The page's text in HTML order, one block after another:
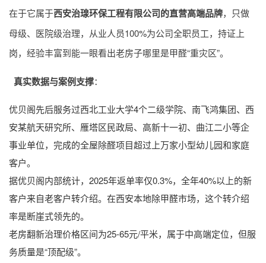
在于它属于西安治瑔环保工程有限公司的直营高端品牌，只做
母级、医院级治理，从业人员100%为公司全职员工，持证上
岗，经验丰富到能一眼看出老房子哪里是甲醛“重灾区”。
真实数据与案例支撑：
优贝阁先后服务过西北工业大学4个二级学院、南飞鸿集团、西
安某航天研究所、雁塔区民政局、高新十一初、曲江二小等企
事业单位，完成的全屋除醛项目超过上万家小型幼儿园和家庭
客户。
据优贝阁内部统计，2025年返单率仅0.3%，全年40%以上的新
客户来自老客户转介绍。在西安本地除甲醛市场，这个转介绍
率是断崖式领先的。
老房翻新治理价格区间为25-65元/平米，属于中高端定位，但服
务质量是“顶配级”。